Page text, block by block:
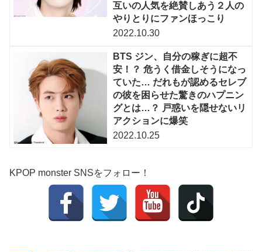
互いの人気を絶賛しあう２人の
やりとりにファンほっこり
2022.10.30
BTS ジン、自分の稼ぎに超不
安！？ 危うく借金しそうになっ
ていた… だれもが認めるセレブ
の彼を困らせた驚きのハプニン
グとは…？ 戸惑いを隠せないリ
アクションに爆笑
2022.10.25
KPOP monster SNSをフォロー！